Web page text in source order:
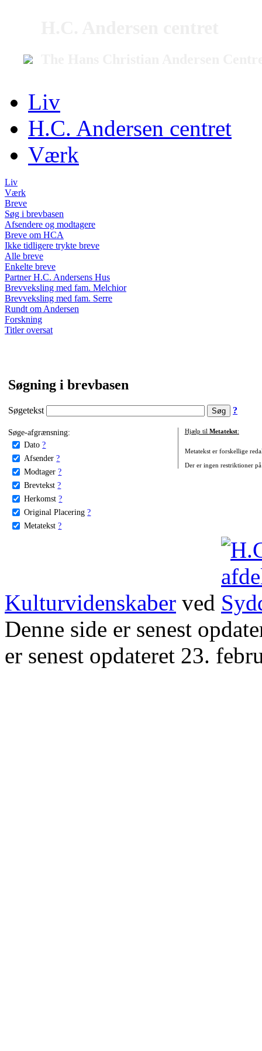
Liv
H.C. Andersen centret
Værk
Liv
Værk
Breve
Søg i brevbasen
Afsendere og modtagere
Breve om HCA
Ikke tidligere trykte breve
Alle breve
Enkelte breve
Partner H.C. Andersens Hus
Brevveksling med fam. Melchior
Brevveksling med fam. Serre
Rundt om Andersen
Forskning
Titler oversat
Søgning i brevbasen
Søgetekst ?
Søge-afgrænsning:
Dato ?
Afsender ?
Modtager ?
Brevtekst ?
Herkomst ?
Original Placering ?
Metatekst ?
Hjælp til Metatekst:
Metatekst er forskellige
Der er ingen restriktioner
Kulturvidenskaber ved
Denne side er senest
er senest opdateret 23.